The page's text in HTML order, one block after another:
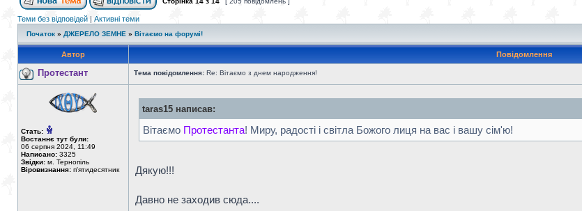
Теми без відповідей | Активні теми
Початок » ДЖЕРЕЛО ЗЕМНЕ » Вітаємо на форумі!
Автор Повідомлення
Протестант Тема повідомлення: Re: Вітаємо з днем народження!
Стать:
Востаннє тут були:
06 серпня 2024, 11:49
Написано: 3325
Звідки: м. Тернопіль
Віровизнання: п'ятидесятник
taras15 написав:
Вітаємо Протестанта! Миру, радості і світла Божого лиця на вас і вашу сім'ю!
Дякую!!!
Давно не заходив сюда....